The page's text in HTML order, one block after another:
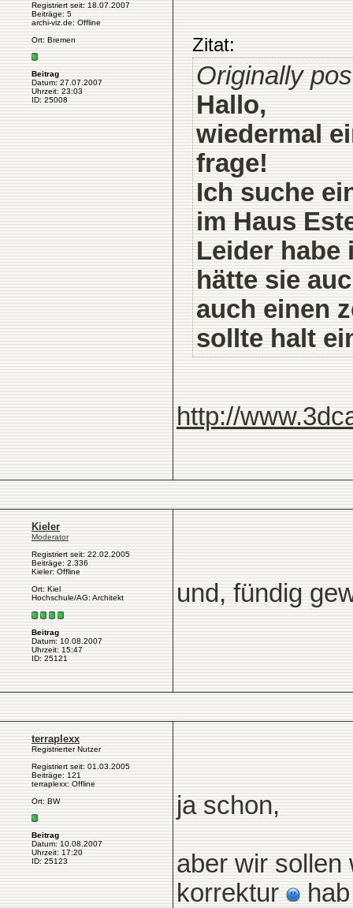
Registriert seit: 18.07.2007
Beiträge: 5
archi-viz.de: Offline
Ort: Bremen
Beitrag
Datum: 27.07.2007
Uhrzeit: 23:03
ID: 25008
Zitat:
Originally
Hallo,
wiedermal
frage!
Ich suche
im Haus
Leider habe
hätte sie
auch einen
sollte halt
http://
Kieler
Moderator
Registriert seit: 22.02.2005
Beiträge: 2.336
Kieler: Offline
Ort: Kiel
Hochschule/AG: Architekt
Beitrag
Datum: 10.08.2007
Uhrzeit: 15:47
ID: 25121
und, fündig
terraplexx
Registrierter Nutzer
Registriert seit: 01.03.2005
Beiträge: 121
terraplexx: Offline
Ort: BW
Beitrag
Datum: 10.08.2007
Uhrzeit: 17:20
ID: 25123
ja schon,
aber wir sollen
korrektur